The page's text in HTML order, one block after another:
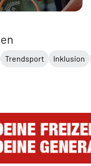
Trendsport Inklusion